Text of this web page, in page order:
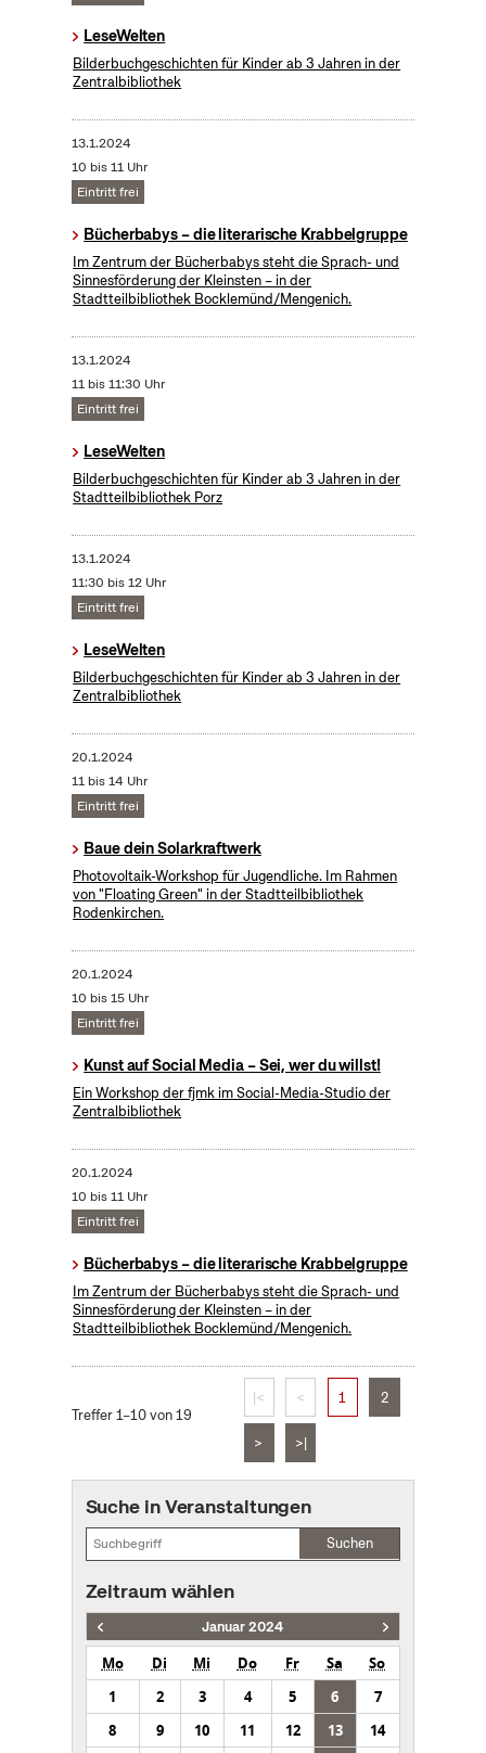
LeseWelten
Bilderbuchgeschichten für Kinder ab 3 Jahren in der
Zentralbibliothek
13.1.2024
10 bis 11 Uhr
Eintritt frei
Bücherbabys – die literarische Krabbelgruppe
Im Zentrum der Bücherbabys steht die Sprach- und
Sinnesförderung der Kleinsten – in der
Stadtteilbibliothek Bocklemünd/Mengenich.
13.1.2024
11 bis 11:30 Uhr
Eintritt frei
LeseWelten
Bilderbuchgeschichten für Kinder ab 3 Jahren in der
Stadtteilbibliothek Porz
13.1.2024
11:30 bis 12 Uhr
Eintritt frei
LeseWelten
Bilderbuchgeschichten für Kinder ab 3 Jahren in der
Zentralbibliothek
20.1.2024
11 bis 14 Uhr
Eintritt frei
Baue dein Solarkraftwerk
​Photovoltaik-Workshop für Jugendliche. Im Rahmen
von "Floating Green" in der Stadtteilbibliothek
Rodenkirchen.
20.1.2024
10 bis 15 Uhr
Eintritt frei
Kunst auf Social Media – Sei, wer du willst!
Ein Workshop der fjmk im Social-Media-Studio der
Zentralbibliothek
20.1.2024
10 bis 11 Uhr
Eintritt frei
Bücherbabys – die literarische Krabbelgruppe
Im Zentrum der Bücherbabys steht die Sprach- und
Sinnesförderung der Kleinsten – in der
Stadtteilbibliothek Bocklemünd/Mengenich.
Treffer 1–10 von 19
|< < 1 2
> >|
Suche in Veranstaltungen
Suchen
Zeitraum wählen
Januar 2024
Mo Di Mi Do Fr Sa
So
1
2 3 4 5 6
7
8
9 10 11 12 13
14